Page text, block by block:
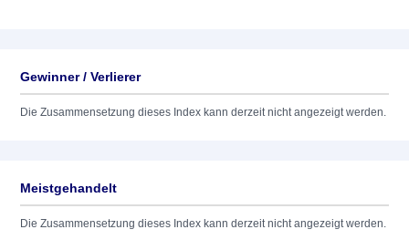
Gewinner / Verlierer
Die Zusammensetzung dieses Index kann derzeit nicht angezeigt werden.
Meistgehandelt
Die Zusammensetzung dieses Index kann derzeit nicht angezeigt werden.